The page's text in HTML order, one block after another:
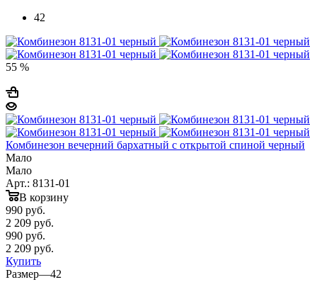
42
55 %
Комбинезон вечерний бархатный с открытой спиной черный
Мало
Мало
Арт.: 8131-01
В корзину
990 руб.
2 209 руб.
990 руб.
2 209 руб.
Купить
Размер—42